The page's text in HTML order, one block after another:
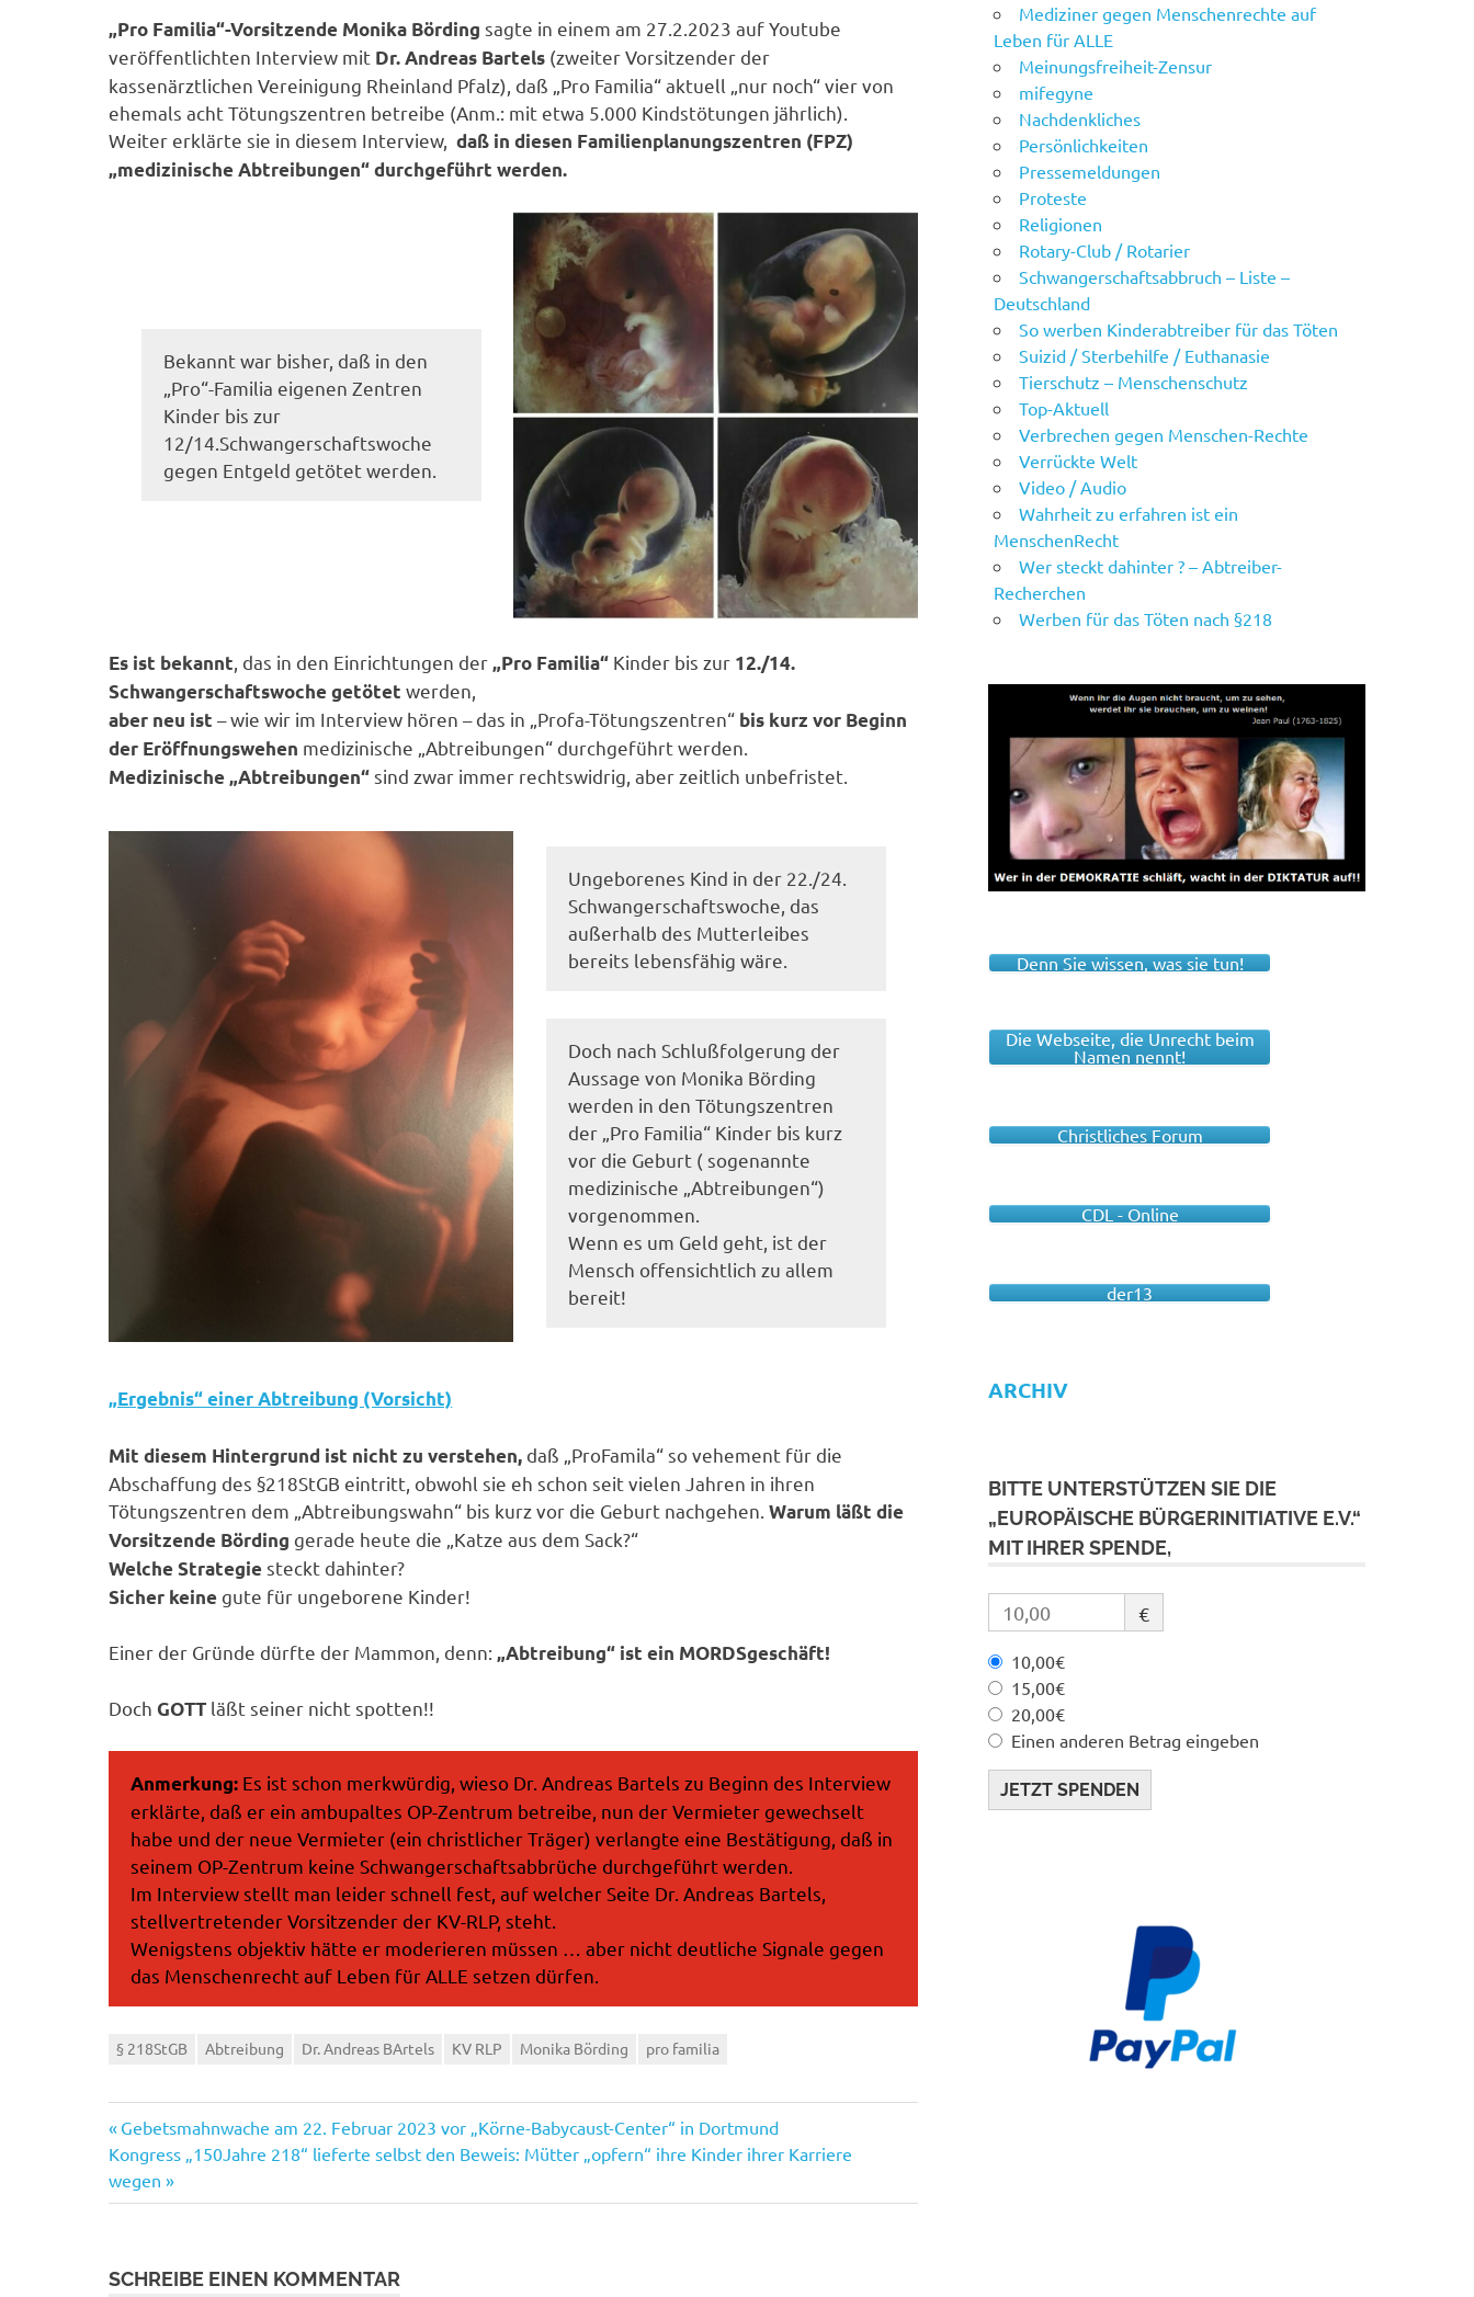
„Pro Familia“-Vorsitzende Monika Börding sagte in einem am 27.2.2023 auf Youtube
veröffentlichten Interview mit Dr. Andreas Bartels (zweiter Vorsitzender der
kassenärztlichen Vereinigung Rheinland Pfalz), daß „Pro Familia“ aktuell „nur noch“ vier von
ehemals acht Tötungszentren betreibe (Anm.: mit etwa 5.000 Kindstötungen jährlich).
Weiter erklärte sie in diesem Interview,daß in diesen Familienplanungszentren (FPZ)
„medizinische Abtreibungen“ durchgeführt werden.
Bekannt war bisher, daß in den
„Pro“-Familia eigenen Zentren
Kinder bis zur
12/14.Schwangerschaftswoche
gegen Entgeld getötet werden.
Es ist bekannt , das in den Einrichtungen der „Pro Familia“ Kinder bis zur 12./14.
Schwangerschaftswoche getötet werden,
aber neu ist – wie wir im Interview hören – das in „Profa-Tötungszentren“ bis kurz vor Beginn
der Eröffnungswehen medizinische „Abtreibungen“ durchgeführt werden.
Medizinische „Abtreibungen“ sind zwar immer rechtswidrig, aber zeitlich unbefristet.
Ungeborenes Kind in der 22./24.
Schwangerschaftswoche, das
außerhalb des Mutterleibes
bereits lebensfähig wäre.
Doch nach Schlußfolgerung der
Aussage von Monika Börding
werden in den Tötungszentren
der „Pro Familia“ Kinder bis kurz
vor die Geburt ( sogenannte
medizinische „Abtreibungen“)
vorgenommen.
Wenn es um Geld geht, ist der
Mensch offensichtlich zu allem
bereit!
„Ergebnis“ einer Abtreibung (Vorsicht)
Mit diesem Hintergrund ist nicht zu verstehen, daß „ProFamila“ so vehement für die
Abschaffung des §218StGB eintritt, obwohl sie eh schon seit vielen Jahren in ihren
Tötungszentren dem „Abtreibungswahn“ bis kurz vor die Geburt nachgehen.Warum läßt die
Vorsitzende Börding gerade heute die „Katze aus dem Sack?“
Welche Strategie steckt dahinter?
Sicher keine gute für ungeborene Kinder!
Einer der Gründe dürfte der Mammon, denn: „Abtreibung“ ist ein MORDSgeschäft!
Doch GOTT läßt seiner nicht spotten!!
Anmerkung: Es ist schon merkwürdig, wieso Dr. Andreas Bartels zu Beginn des Interview
erklärte, daß er ein ambupaltes OP-Zentrum betreibe, nun der Vermieter gewechselt
habe und der neue Vermieter (ein christlicher Träger) verlangte eine Bestätigung, daß in
seinem OP-Zentrum keine Schwangerschaftsabbrüche durchgeführt werden.
Im Interview stellt man leider schnell fest, auf welcher Seite Dr. Andreas Bartels,
stellvertretender Vorsitzender der KV-RLP, steht.
Wenigstens objektiv hätte er moderieren müssen … aber nicht deutliche Signale gegen
das Menschenrecht auf Leben für ALLE setzen dürfen.
§ 218StGB Abtreibung Dr. Andreas BArtels KV RLP Monika Börding pro familia
Beitragsnavigation
Vorheriger
Beitrag:
Gebetsmahnwache am 22. Februar 2023 vor „Körne-Babycaust-Center“ in Dortmund
Nächster
Beitrag:
Kongress „150Jahre 218“ lieferte selbst den Beweis: Mütter „opfern“ ihre Kinder ihrer Karriere
wegen
SCHREIBE EINEN KOMMENTAR
Mediziner gegen Menschenrechte auf
Leben für ALLE
Meinungsfreiheit-Zensur
mifegyne
Nachdenkliches
Persönlichkeiten
Pressemeldungen
Proteste
Religionen
Rotary-Club / Rotarier
Schwangerschaftsabbruch – Liste –
Deutschland
So werben Kinderabtreiber für das Töten
Suizid / Sterbehilfe / Euthanasie
Tierschutz – Menschenschutz
Top-Aktuell
Verbrechen gegen Menschen-Rechte
Verrückte Welt
Video / Audio
Wahrheit zu erfahren ist ein
MenschenRecht
Wer steckt dahinter ? – Abtreiber-
Recherchen
Werben für das Töten nach §218
Denn Sie wissen, was sie tun!
Die Webseite, die Unrecht beim
Namen nennt!
Christliches Forum
CDL - Online
der13
ARCHIV
BITTE UNTERSTÜTZEN SIE DIE
„EUROPÄISCHE BÜRGERINITIATIVE E.V.“
MIT IHRER SPENDE,
€
10,00€
15,00€
20,00€
Einen anderen Betrag eingeben
JETZT SPENDEN